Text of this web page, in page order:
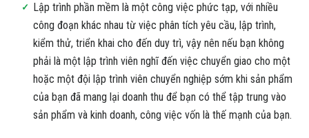
Lập trình phần mềm là một công việc phức tạp, với nhiều
công đoạn khác nhau từ việc phân tích yêu cầu, lập trình,
kiểm thử, triển khai cho đến duy trì, vậy nên nếu bạn không
phải là một lập trình viên nghĩ đến việc chuyển giao cho một
hoặc một đội lập trình viên chuyển nghiệp sớm khi sản phẩm
của bạn đã mang lại doanh thu để bạn có thể tập trung vào
sản phẩm và kinh doanh, công việc vốn là thế mạnh của bạn.